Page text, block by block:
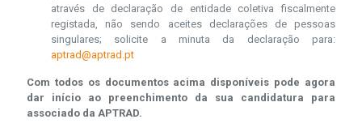
através de declaração de entidade coletiva fiscalmente
registada, não sendo aceites declarações de pessoas
singulares; solicite a minuta da declaração para:
aptrad@aptrad.pt
Com todos os documentos acima disponíveis pode agora
dar início ao preenchimento da sua candidatura para
associado da APTRAD.